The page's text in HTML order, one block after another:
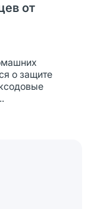
от
о защите